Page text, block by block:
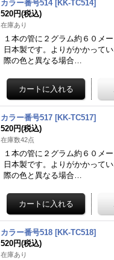
カラー番号514 [KK-TC514]
520円(税込)
在庫あり
１本の管に２グラム約６０メ
日本製です。よりがかかって
際の色と異なる場合…
カラー番号517 [KK-TC517]
520円(税込)
在庫数42点
１本の管に２グラム約６０メ
日本製です。よりがかかって
際の色と異なる場合…
カラー番号518 [KK-TC518]
520円(税込)
在庫あり